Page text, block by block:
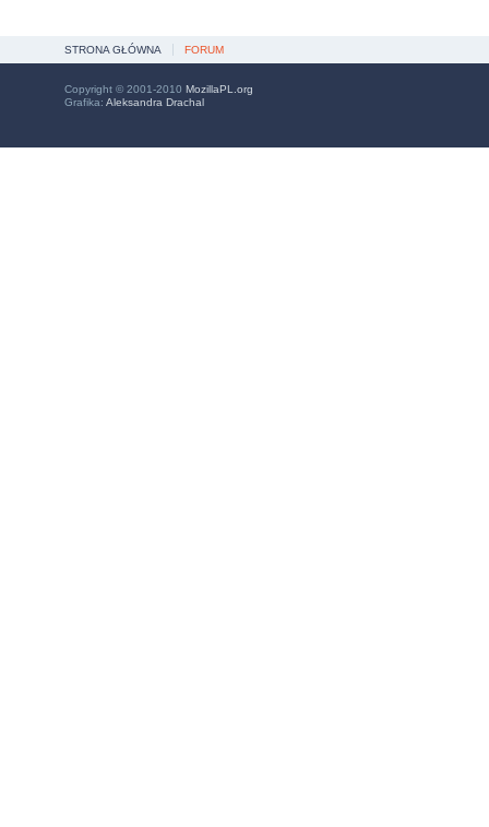
STRONA GŁÓWNA FORUM
Copyright © 2001-2010 MozillaPL.org
Grafika: Aleksandra Drachal